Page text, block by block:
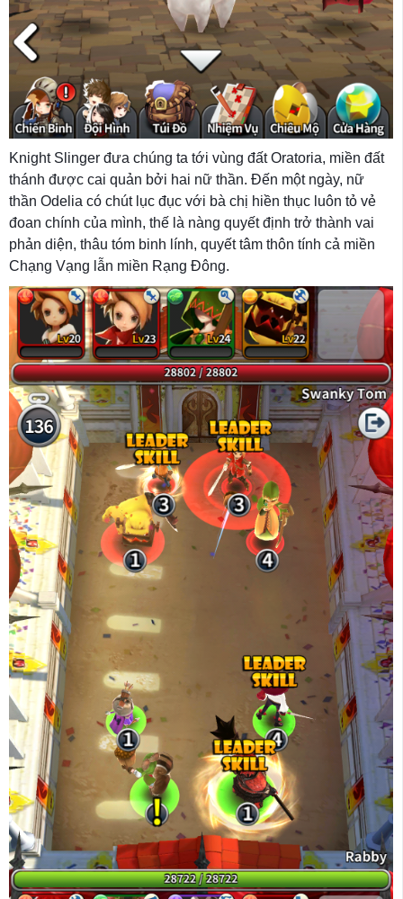
Knight Slinger đưa chúng ta tới vùng đất Oratoria, miền đất
thánh được cai quản bởi hai nữ thần. Đến một ngày, nữ
thần Odelia có chút lục đục với bà chị hiền thục luôn tỏ vẻ
đoan chính của mình, thế là nàng quyết định trở thành vai
phản diện, thâu tóm binh lính, quyết tâm thôn tính cả miền
Chạng Vạng lẫn miền Rạng Đông.